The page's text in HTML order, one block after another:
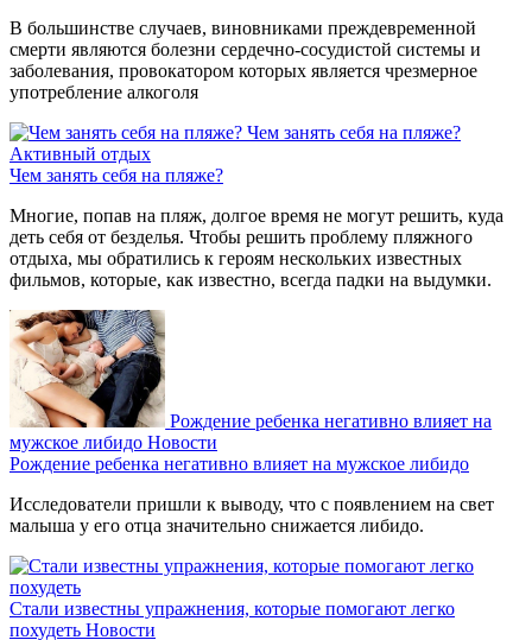
В большинстве случаев, виновниками преждевременной
смерти являются болезни сердечно-сосудистой системы и
заболевания, провокатором которых является чрезмерное
употребление алкоголя
Чем занять себя на пляже?
Активный отдых
Чем занять себя на пляже?
Многие, попав на пляж, долгое время не могут решить, куда
деть себя от безделья. Чтобы решить проблему пляжного
отдыха, мы обратились к героям нескольких известных
фильмов, которые, как известно, всегда падки на выдумки.
Рождение ребенка негативно влияет на
мужское либидо Новости
Рождение ребенка негативно влияет на мужское либидо
Исследователи пришли к выводу, что с появлением на свет
малыша у его отца значительно снижается либидо.
Стали известны упражнения, которые помогают легко
похудеть Новости